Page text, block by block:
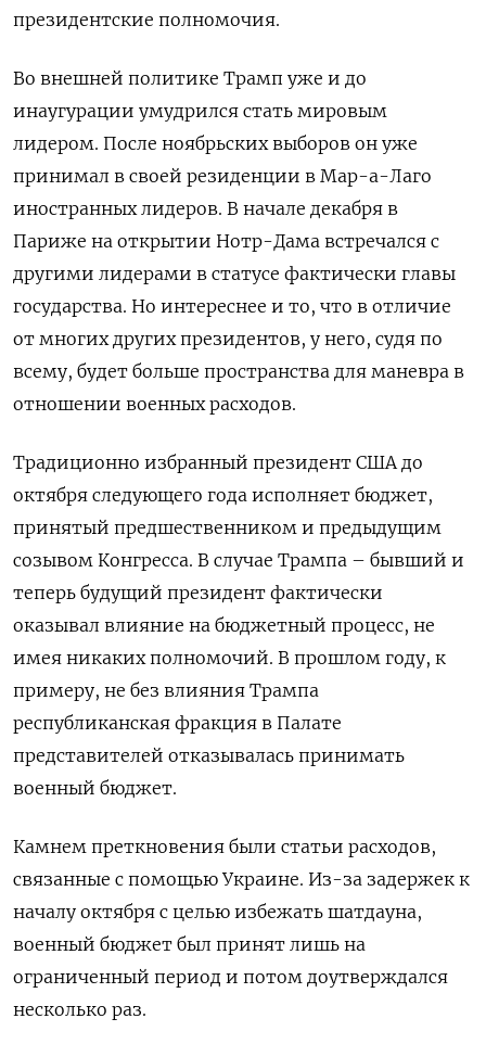
президентские полномочия.
Во внешней политике Трамп уже и до
инаугурации умудрился стать мировым
лидером. После ноябрьских выборов он уже
принимал в своей резиденции в Мар-а-Лаго
иностранных лидеров. В начале декабря в
Париже на открытии Нотр-Дама встречался с
другими лидерами в статусе фактически главы
государства. Но интереснее и то, что в отличие
от многих других президентов, у него, судя по
всему, будет больше пространства для маневра в
отношении военных расходов.
Традиционно избранный президент США до
октября следующего года исполняет бюджет,
принятый предшественником и предыдущим
созывом Конгресса. В случае Трампа – бывший и
теперь будущий президент фактически
оказывал влияние на бюджетный процесс, не
имея никаких полномочий. В прошлом году, к
примеру, не без влияния Трампа
республиканская фракция в Палате
представителей отказывалась принимать
военный бюджет.
Камнем преткновения были статьи расходов,
связанные с помощью Украине. Из-за задержек к
началу октября с целью избежать шатдауна,
военный бюджет был принят лишь на
ограниченный период и потом доутверждался
несколько раз.